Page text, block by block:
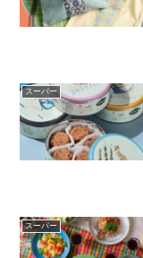
スーパー
スーパー